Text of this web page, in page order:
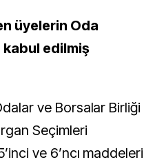
üyelerin Oda
kabul edilmiş
ve Borsalar Birliği
Seçimleri
ve 6’ncı maddeleri